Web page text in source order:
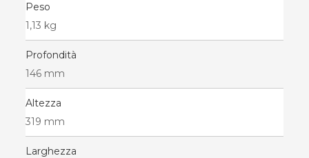
Peso
1,13 kg
Profondità
146 mm
Altezza
319 mm
Larghezza